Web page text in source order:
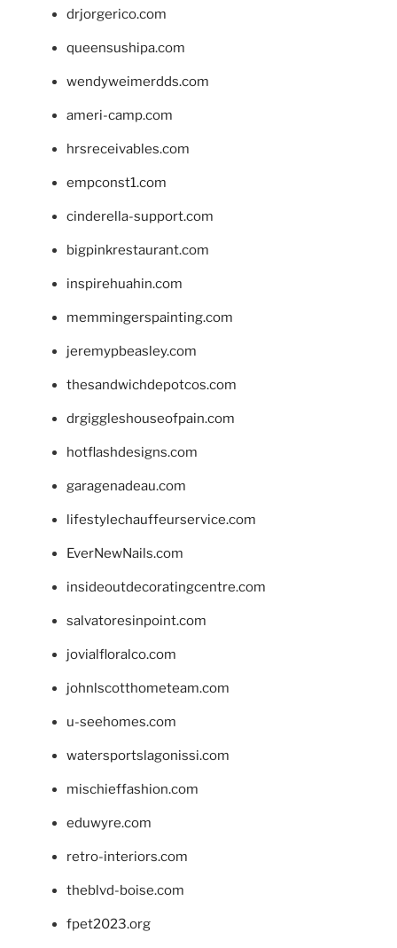
drjorgerico.com
queensushipa.com
wendyweimerdds.com
ameri-camp.com
hrsreceivables.com
empconst1.com
cinderella-support.com
bigpinkrestaurant.com
inspirehuahin.com
memmingerspainting.com
jeremypbeasley.com
thesandwichdepotcos.com
drgiggleshouseofpain.com
hotflashdesigns.com
garagenadeau.com
lifestylechauffeurservice.com
EverNewNails.com
insideoutdecoratingcentre.com
salvatoresinpoint.com
jovialfloralco.com
johnlscotthometeam.com
u-seehomes.com
watersportslagonissi.com
mischieffashion.com
eduwyre.com
retro-interiors.com
theblvd-boise.com
fpet2023.org